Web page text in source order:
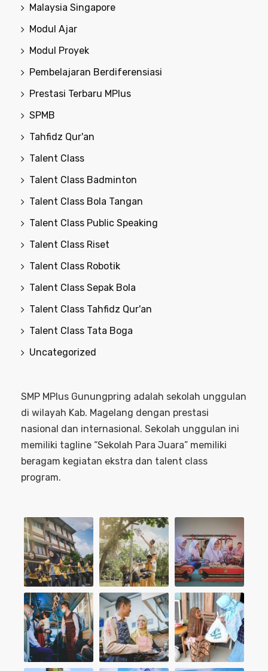
Malaysia Singapore
Modul Ajar
Modul Proyek
Pembelajaran Berdiferensiasi
Prestasi Terbaru MPlus
SPMB
Tahfidz Qur'an
Talent Class
Talent Class Badminton
Talent Class Bola Tangan
Talent Class Public Speaking
Talent Class Riset
Talent Class Robotik
Talent Class Sepak Bola
Talent Class Tahfidz Qur'an
Talent Class Tata Boga
Uncategorized
SMP MPlus Gunungpring adalah sekolah unggulan
di wilayah Kab. Magelang dengan prestasi
nasional dan internasional. Sekolah unggulan ini
memiliki tagline “Sekolah Para Juara” memiliki
beragam kegiatan ekstra dan talent class
program.